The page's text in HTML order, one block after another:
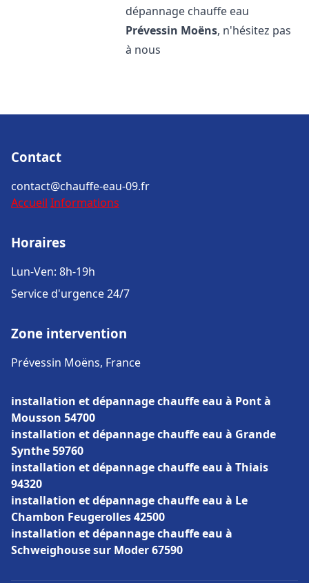
dépannage chauffe eau
Prévessin Moëns, n'hésitez pas
à nous
Contact
contact@chauffe-eau-09.fr
Accueil Informations
Horaires
Lun-Ven: 8h-19h
Service d'urgence 24/7
Zone intervention
Prévessin Moëns, France
installation et dépannage chauffe eau à Pont à
Mousson 54700
installation et dépannage chauffe eau à Grande
Synthe 59760
installation et dépannage chauffe eau à Thiais
94320
installation et dépannage chauffe eau à Le
Chambon Feugerolles 42500
installation et dépannage chauffe eau à
Schweighouse sur Moder 67590